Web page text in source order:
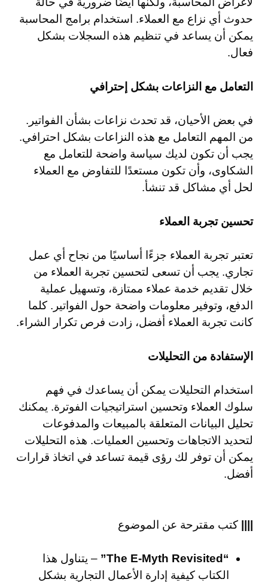
حدوث أي نزاع مع العملاء. استخدام برامج المحاسبة
يمكن أن يساعد في تنظيم هذه السجلات بشكل
فعال.
التعامل مع النزاعات بشكل إحترافي
في بعض الأحيان، قد تحدث نزاعات بشأن الفواتير.
من المهم التعامل مع هذه النزاعات بشكل احترافي.
يجب أن تكون لديك سياسة واضحة للتعامل مع
الشكاوى، وأن تكون مستعدًا للتفاوض مع العملاء
لحل أي مشاكل قد تنشأ.
تحسين تجربة العملاء
تعتبر تجربة العملاء جزءًا أساسيًا من نجاح أي عمل
تجاري. يجب أن تسعى لتحسين تجربة العملاء من
خلال تقديم خدمة عملاء ممتازة، وتسهيل عملية
الدفع، وتوفير معلومات واضحة حول الفواتير. كلما
كانت تجربة العملاء أفضل، زادت فرص تكرار الشراء.
الإستفادة من التحليلات
استخدام التحليلات يمكن أن يساعدك في فهم
سلوك العملاء وتحسين استراتيجيات الفوترة. يمكنك
تحليل البيانات المتعلقة بالمبيعات والمدفوعات
لتحديد الاتجاهات وتحسين العمليات. هذه التحليلات
يمكن أن توفر لك رؤى قيمة تساعد في اتخاذ قرارات
أفضل.
كتب مقترحة عن الموضوع
“The E-Myth Revisited”
– يتناول هذا
الكتاب كيفية إدارة الأعمال التجارية بشكل